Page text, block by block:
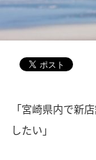
「宮崎県内で新
したい」